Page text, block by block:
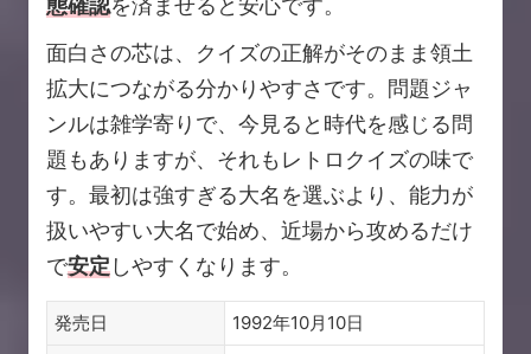
態確認を済ませると安心です。
面白さの芯は、クイズの正解がそのまま領土
拡大につながる分かりやすさです。問題ジャ
ンルは雑学寄りで、今見ると時代を感じる問
題もありますが、それもレトロクイズの味で
す。最初は強すぎる大名を選ぶより、能力が
扱いやすい大名で始め、近場から攻めるだけ
で安定しやすくなります。
発売日 1992年10月10日